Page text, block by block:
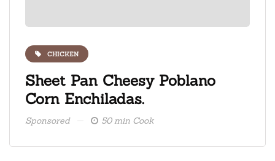
CHICKEN
Sheet Pan Cheesy Poblano
Corn Enchiladas.
Sponsored 50 min Cook